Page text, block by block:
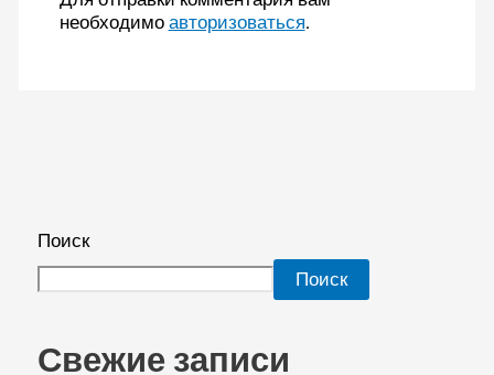
необходимо авторизоваться.
Поиск
Поиск
Свежие записи